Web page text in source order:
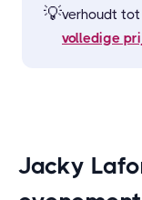
💡verhoudt
volledige
Jacky